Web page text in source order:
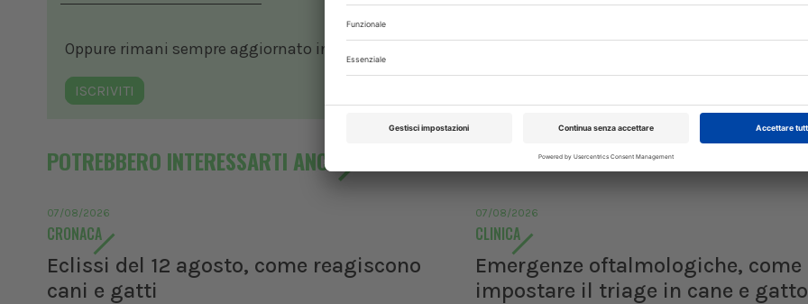
Oppure rimani sempre aggiornato in ambito veterinario, iscrivendoti alla nostra newsletter!
ISCRIVITI
POTREBBERO INTERESSARTI ANCHE
07/08/2026
CRONACA
Eclissi del 12 agosto, come reagiscono
cani e gatti
07/08/2026
CLINICA
Emergenze oftalmologiche, come
impostare il triage in cane e gatto